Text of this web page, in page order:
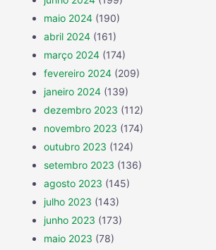
maio 2024 (190)
abril 2024 (161)
março 2024 (174)
fevereiro 2024 (209)
janeiro 2024 (139)
dezembro 2023 (112)
novembro 2023 (174)
outubro 2023 (124)
setembro 2023 (136)
agosto 2023 (145)
julho 2023 (143)
junho 2023 (173)
maio 2023 (78)